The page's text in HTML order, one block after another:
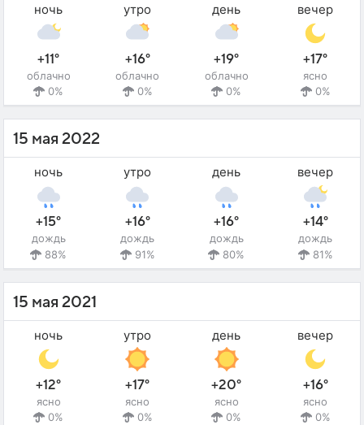
ночь
+11°
облачно
0%
утро
+16°
облачно
0%
день
+19°
облачно
0%
вечер
+17°
ясно
0%
15 мая 2022
ночь
+15°
дождь
88%
утро
+16°
дождь
91%
день
+16°
дождь
80%
вечер
+14°
дождь
81%
15 мая 2021
ночь
+12°
ясно
0%
утро
+17°
ясно
0%
день
+20°
ясно
0%
вечер
+16°
ясно
0%